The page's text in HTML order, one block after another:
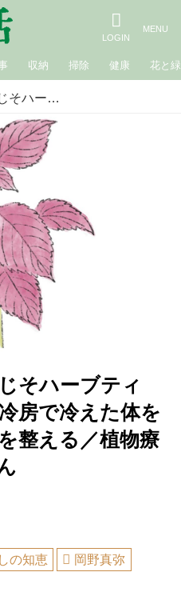
収納 掃除 健康 花と緑
夏バテ予防に「赤じそハーブティー」のつくり方。冷房で冷えた体を温め、弱った胃腸を整える／植物療法士・岡野真弥さん
そハーブティ
房で冷えた体を
整える／植物療
の知恵 岡野真弥